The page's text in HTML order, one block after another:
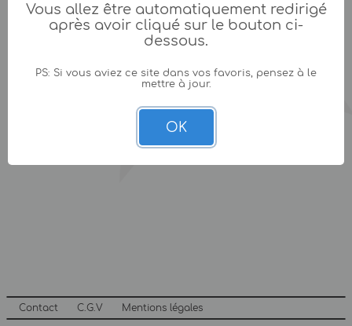
Contact C.G.V Mentions légales
Vous allez être automatiquement redirigé
après avoir cliqué sur le bouton ci-
dessous.
PS: Si vous aviez ce site dans vos favoris, pensez à le
mettre à jour.
OK